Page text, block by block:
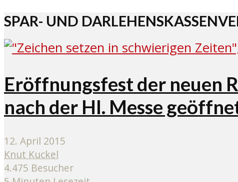
SPAR- UND
Eröffnungsfest der neuen
nach der Hl. Messe
12. April 2015
Knut Kuckel
4.475 Besucher